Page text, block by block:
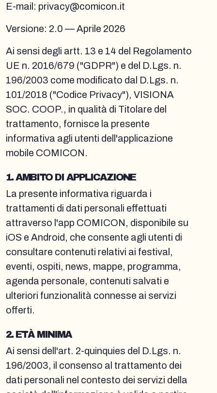
E-mail: privacy@comicon.it
Versione: 2.0 — Aprile 2026
Ai sensi degli artt. 13 e 14 del Regolamento
UE n. 2016/679 ("GDPR") e del D.Lgs. n.
196/2003 come modificato dal D.Lgs. n.
101/2018 ("Codice Privacy"), VISIONA
SOC. COOP., in qualità di Titolare del
trattamento, fornisce la presente
informativa agli utenti dell'applicazione
mobile COMICON.
1. AMBITO DI APPLICAZIONE
La presente informativa riguarda i
trattamenti di dati personali effettuati
attraverso l'app COMICON, disponibile su
iOS e Android, che consente agli utenti di
consultare contenuti relativi ai festival,
eventi, ospiti, news, mappe, programma,
agenda personale, contenuti salvati e
ulteriori funzionalità connesse ai servizi
offerti.
2. ETÀ MINIMA
Ai sensi dell'art. 2-quinquies del D.Lgs. n.
196/2003, il consenso al trattamento dei
dati personali nel contesto dei servizi della